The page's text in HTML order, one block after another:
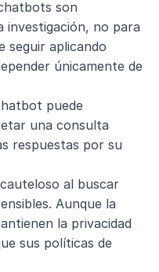
son
investigación, no para
seguir aplicando
únicamente de
puede
una consulta
respuestas por su
al buscar
Aunque la
la privacidad
sus políticas de